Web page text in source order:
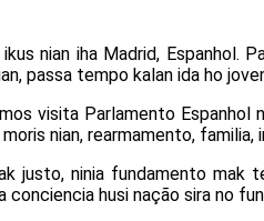
nian iha Madrid, Espanhol.
passa tempo kalan ida ho
visita Parlamento
nian, rearmamento,
justo, ninia fundamento mak
conciencia husi nação sira no